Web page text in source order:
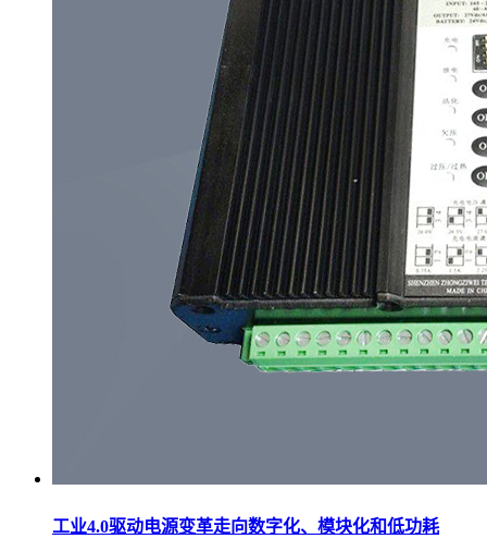
工业4.0驱动电源变革走向数字化、模块化和低功耗